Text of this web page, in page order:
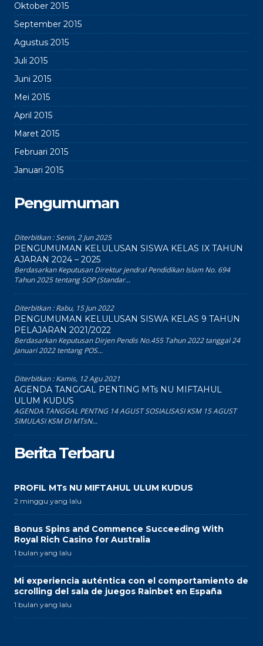
Oktober 2015
September 2015
Agustus 2015
Juli 2015
Juni 2015
Mei 2015
April 2015
Maret 2015
Februari 2015
Januari 2015
Pengumuman
Diterbitkan :Senin, 2 Jun 2025
PENGUMUMAN KELULUSAN SISWA KELAS IX TAHUN
AJARAN 2024 – 2025
Berdasarkan Keputusan Direktur jendral Pendidikan Islam No. 694
Tahun 2025 tentang SOP (Standar...
Diterbitkan :Rabu, 15 Jun 2022
PENGUMUMAN KELULUSAN SISWA KELAS 9 TAHUN
PELAJARAN 2021/2022
Berdasarkan Keputusan Dirjen Pendis No.455 Tahun 2022 tanggal 24
Januari 2022 tentang POS...
Diterbitkan :Kamis, 12 Agu 2021
AGENDA TANGGAL PENTING MTs NU MIFTAHUL
ULUM KUDUS
AGENDA TANGGAL PENTNG 14 AGUST SOSIALISASI KSM 15 AGUST
SIMULASI KSM DI MTsN...
Berita Terbaru
PROFIL MTs NU MIFTAHUL ULUM KUDUS
2 minggu yang lalu
Bonus Spins and Commence Succeeding With
Royal Rich Casino for Australia
1 bulan yang lalu
Mi experiencia auténtica con el comportamiento de
scrolling del sala de juegos Rainbet en España
1 bulan yang lalu